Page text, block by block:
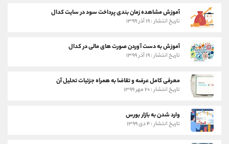
آموزش مشاهده زمان بندی پرداخت سود در سایت کدال
تاریخ انتشار : ۱۹ آذر ۱۳۹۹
آموزش به دست آوردن صورت های مالی در کدال
تاریخ انتشار : ۱۹ آذر ۱۳۹۹
معرفی کامل عرضه و تقاضا به همراه جزئیات تحلیل آن
تاریخ انتشار : ۲۰ مهر ۱۳۹۹
وارد شدن به بازار بورس
تاریخ انتشار : ۴ دی ۱۳۹۹